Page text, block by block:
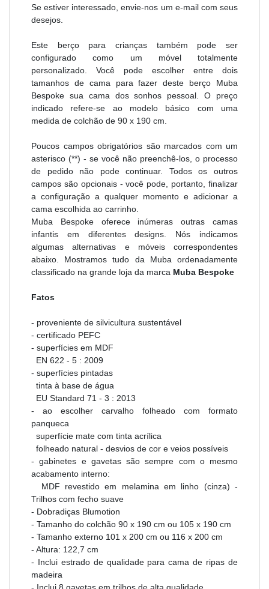
Se estiver interessado, envie-nos um e-mail com seus
desejos.
Este berço para crianças também pode ser
configurado como um móvel totalmente
personalizado. Você pode escolher entre dois
tamanhos de cama para fazer deste berço Muba
Bespoke sua cama dos sonhos pessoal. O preço
indicado refere-se ao modelo básico com uma
medida de colchão de 90 x 190 cm.
Poucos campos obrigatórios são marcados com um
asterisco (**) - se você não preenchê-los, o processo
de pedido não pode continuar. Todos os outros
campos são opcionais - você pode, portanto, finalizar
a configuração a qualquer momento e adicionar a
cama escolhida ao carrinho.
Muba Bespoke oferece inúmeras outras camas
infantis em diferentes designs. Nós indicamos
algumas alternativas e móveis correspondentes
abaixo. Mostramos tudo da Muba
ordenadamente
classificado na grande loja da marca Muba Bespoke
Fatos
- proveniente de silvicultura sustentável
- certificado PEFC
- superfícies em MDF
EN 622 - 5 : 2009
- superfícies pintadas
tinta à base de água
EU Standard 71 - 3 : 2013
- ao escolher carvalho folheado com formato
panqueca
superfície mate com tinta acrílica
folheado natural - desvios de cor e veios possíveis
- gabinetes e gavetas são sempre com o mesmo
acabamento interno:
MDF revestido em melamina em linho (cinza) -
Trilhos com fecho suave
- Dobradiças Blumotion
- Tamanho do colchão 90 x 190 cm ou 105 x 190 cm
- Tamanho externo 101 x 200 cm ou 116 x 200 cm
- Altura: 122,7 cm
- Inclui estrado de qualidade para cama de ripas de
madeira
- Inclui 8 gavetas em trilhos de alta qualidade